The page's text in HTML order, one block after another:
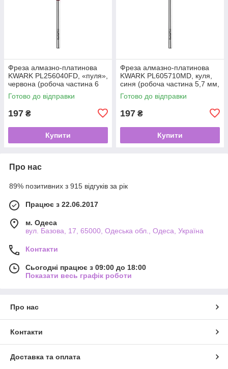
Фреза алмазно-платинова
KWARK PL256040FD, «пуля»,
червона (робоча частина 6
мм, Ø 2,5 мм)
Готово до відправки
197 ₴
Купити
Фреза алмазно-платинова
KWARK PL605710MD, куля,
синя (робоча частина 5,7 мм,
Ø 6 мм)
Готово до відправки
197 ₴
Купити
Про нас
89% позитивних з 915 відгуків за рік
Працює з 22.06.2017
м. Одеса
вул. Базова, 17, 65000, Одеська обл., Одеса, Україна
Контакти
Сьогодні працює з 09:00 до 18:00
Показати весь графік роботи
Про нас
Контакти
Доставка та оплата